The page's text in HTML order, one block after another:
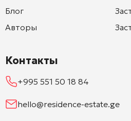
Блог
Авторы
Контакты
+995 551 50 18 84
hello@residence-estate.ge